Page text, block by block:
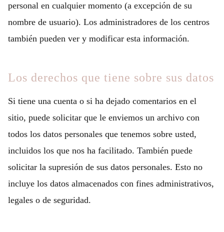
personal en cualquier momento (a excepción de su
nombre de usuario). Los administradores de los centros
también pueden ver y modificar esta información.
Los derechos que tiene sobre sus datos
Si tiene una cuenta o si ha dejado comentarios en el
sitio, puede solicitar que le enviemos un archivo con
todos los datos personales que tenemos sobre usted,
incluidos los que nos ha facilitado. También puede
solicitar la supresión de sus datos personales. Esto no
incluye los datos almacenados con fines administrativos,
legales o de seguridad.